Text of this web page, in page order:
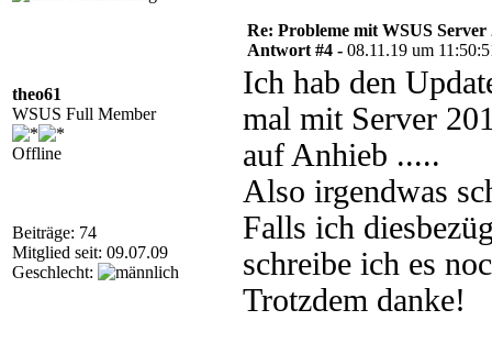
theo61
WSUS Full Member
Offline
Beiträge: 74
Mitglied seit: 09.07.09
Geschlecht:
Re: Probleme mit WSUS Server
Antwort #4 - 08.11.19 um
Ich hab den
mal mit Server
auf Anhieb .....
Also irgendwas
Falls ich
schreibe ich es
Trotzdem danke!